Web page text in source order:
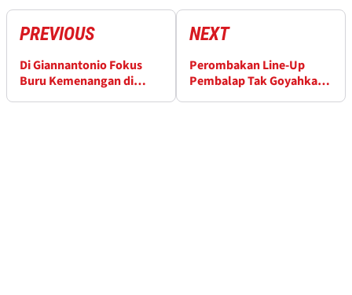
PREVIOUS
Di Giannantonio Fokus
Buru Kemenangan di
NEXT
Perombakan Line-Up
Pembalap Tak Goyahkan